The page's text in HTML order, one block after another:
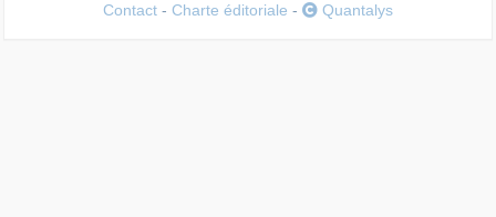
Contact - Charte éditoriale - Quantalys